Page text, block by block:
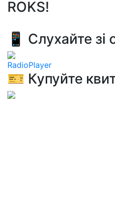
ROKS!
📱 Слухайте зі
RadioPlayer
🎫 Купуйте